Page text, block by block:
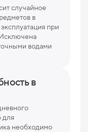
случайное
в
при
водами
в
для
необходимо